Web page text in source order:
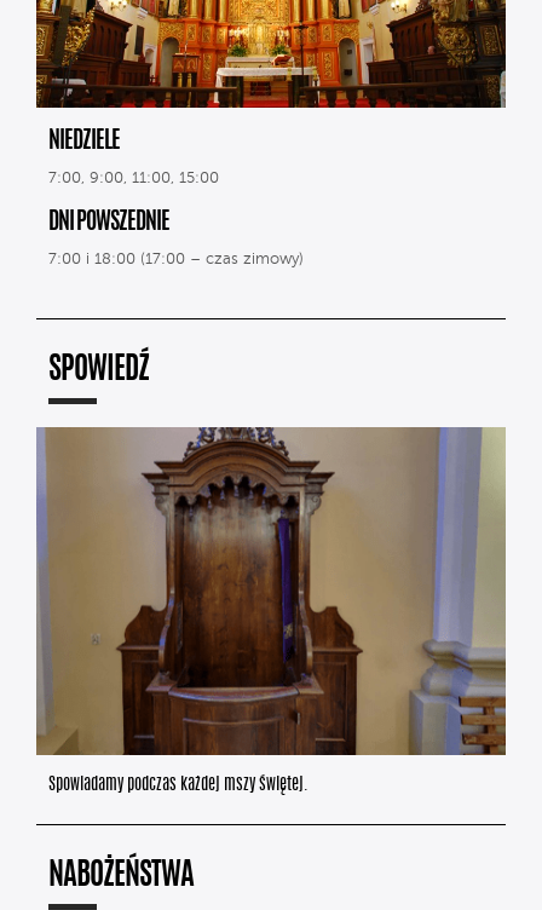
NIEDZIELE
7:00, 9:00, 11:00, 15:00
DNI POWSZEDNIE
7:00 i 18:00 (17:00 – czas zimowy)
SPOWIEDŹ
Spowiadamy podczas każdej mszy świętej.
NABOŻEŃSTWA